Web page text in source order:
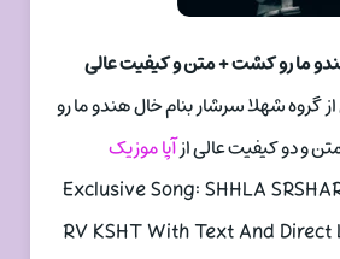
ما رو کشت + متن و کیفیت عالی
گروه شهلا سرشار بنام خال هندو ما رو
و دو کیفیت عالی ازآپا موزیک
Exclusive Song: SHHLA
RV KSHT With Text And